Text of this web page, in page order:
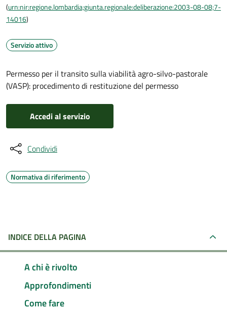
(urn:nir:regione.lombardia;giunta.regionale:deliberazione:2003-08-08;7-
14016)
Servizio attivo
Permesso per il transito sulla viabilità agro-silvo-pastorale
(VASP): procedimento di restituzione del permesso
Accedi al servizio
Condividi
Normativa di riferimento
INDICE DELLA PAGINA
A chi è rivolto
Approfondimenti
Come fare